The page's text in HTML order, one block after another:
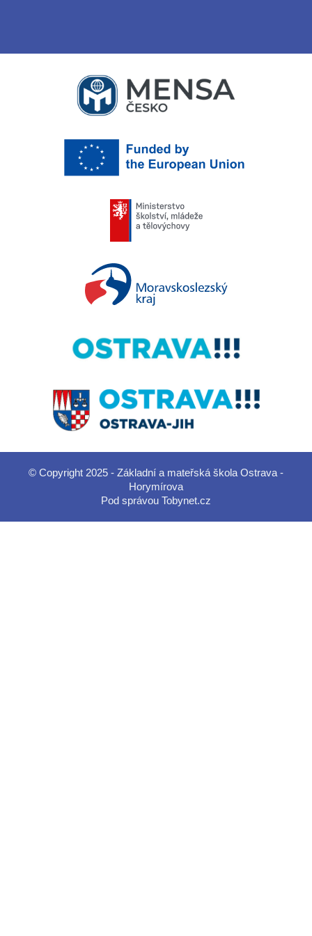
© Copyright 2025 - Základní a mateřská škola Ostrava -
Horymírova
Pod správou Tobynet.cz